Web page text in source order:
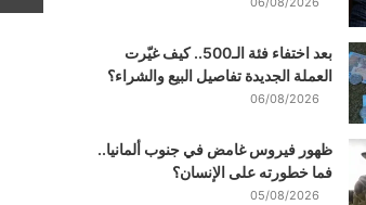
بعد اختفاء فئة الـ500.. كيف غيّرت
العملة الجديدة تفاصيل البيع والشراء؟
06/08/2026
ظهور فيروس غامض في جنوب ألمانيا..
فما خطورته على الإنسان؟
05/08/2026